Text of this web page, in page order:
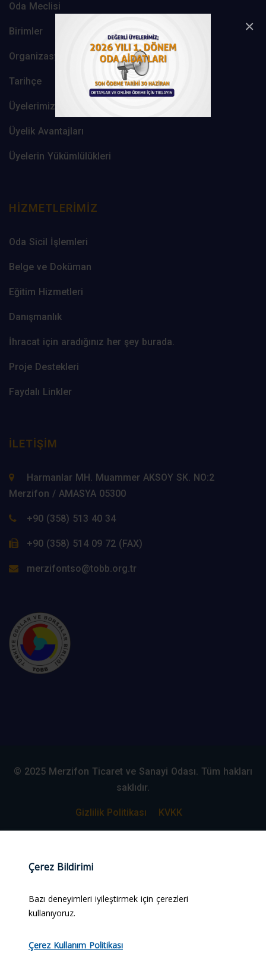
×
Oda Meclisi
Birimler
Organizasyon Şeması
Tarihçe
Üyelerimiz
Üyelik Avantajları
Üyelerin Yükümlülükleri
HIZMETLERIMIZ
Oda Sicil İşlemleri
Belge ve Doküman
Eğitim Hizmetleri
Danışmanlık
İhracat için aradığınız her şey burada.
Proje Destekleri
Faydalı Linkler
İLETIŞIM
Harmanlar MH. Muammer AKSOY SK. NO:2
Merzifon / AMASYA 05300
+90 (358) 513 40 34
+90 (358) 514 09 72 (FAX)
merzifontso@tobb.org.tr
© 2025 Merzifon Ticaret ve Sanayi Odası. Tüm hakları
saklıdır.
Gizlilik Politikası KVKK
Çerez Bildirimi
Bazı deneyimleri iyileştirmek için çerezleri
kullanıyoruz.
Çerez Kullanım Politikası